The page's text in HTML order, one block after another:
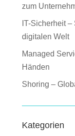
zum
IT-Sicherheit
digitalen Welt
Managed
Händen
Shoring –
Kategorien